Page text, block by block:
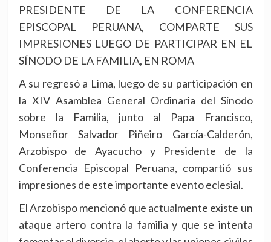
PRESIDENTE DE LA CONFERENCIA
EPISCOPAL PERUANA, COMPARTE SUS
IMPRESIONES LUEGO DE PARTICIPAR EN EL
SÍNODO DE LA FAMILIA, EN ROMA
A su regresó a Lima, luego de su participación en
la XIV Asamblea General Ordinaria del Sínodo
sobre la Familia, junto al Papa Francisco,
Monseñor Salvador Piñeiro García-Calderón,
Arzobispo de Ayacucho y Presidente de la
Conferencia Episcopal Peruana, compartió sus
impresiones de este importante evento eclesial.
El Arzobispo mencionó que actualmente existe un
ataque artero contra la familia y que se intenta